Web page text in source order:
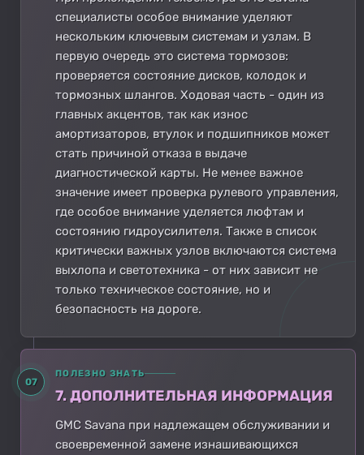
специалисты особое внимание уделяют
нескольким ключевым системам и узлам. В
первую очередь это система тормозов:
проверяется состояние дисков, колодок и
тормозных шлангов. Ходовая часть - один из
главных акцентов, так как износ
амортизаторов, втулок и подшипников может
стать причиной отказа в выдаче
диагностической карты. Не менее важное
значение имеет проверка рулевого управления,
где особое внимание уделяется люфтам и
состоянию гидроусилителя. Также в список
критически важных узлов включаются система
выхлопа и светотехника - от них зависит не
только техническое состояние, но и
безопасность на дороге.
07
ПОЛЕЗНО ЗНАТЬ
7. ДОПОЛНИТЕЛЬНАЯ ИНФОРМАЦИЯ
GMC Savana при надлежащем обслуживании и
своевременной замене изнашивающихся